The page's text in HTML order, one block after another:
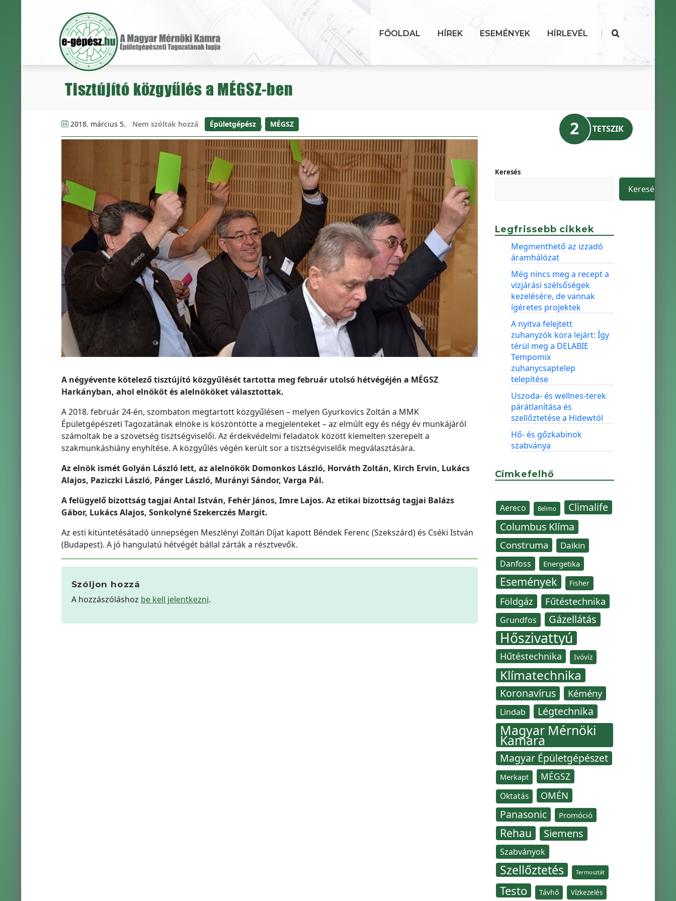
FŐOLDAL HÍREK ESEMÉNYEK HÍRLEVÉL |
Tisztújító közgyűlés a MÉGSZ-ben
2018. március 5. Nem szóltak hozzá Épületgépész , MÉGSZ
A négyévente kötelező tisztújító közgyűlését tartotta meg február utolsó hétvégéjén a MÉGSZ
Harkányban, ahol elnököt és alelnököket választottak.
A 2018. február 24-én, szombaton megtartott közgyűlésen – melyen Gyurkovics Zoltán a MMK
Épületgépészeti Tagozatának elnöke is köszöntötte a megjelenteket – az elmúlt egy és négy év munkájáról
számoltak be a szövetség tisztségviselői. Az érdekvédelmi feladatok között kiemelten szerepelt a
szakmunkáshiány enyhítése. A közgyűlés végén került sor a tisztségviselők megválasztására.
Az elnök ismét Golyán László lett, az alelnökök Domonkos László, Horváth Zoltán, Kirch Ervin, Lukács
Alajos, Paziczki László, Pánger László, Murányi Sándor, Varga Pál.
A felügyelő bizottság tagjai Antal István, Fehér János, Imre Lajos. Az etikai bizottság tagjai Balázs
Gábor, Lukács Alajos, Sonkolyné Szekerczés Margit.
Az esti kitüntetésátadó ünnepségen Meszlényi Zoltán Díjat kapott Béndek Ferenc (Szekszárd) és Cséki István
(Budapest). A jó hangulatú hétvégét bállal zárták a résztvevők.
Szóljon hozzá
A hozzászóláshoz be kell jelentkezni.
2 TETSZIK
Keresés
Keresés
Legfrissebb cikkek
Megmenthető az izzadó
áramhálózat
Még nincs meg a recept a
vízjárási szélsőségek
kezelésére, de vannak
ígéretes projektek
A nyitva felejtett
zuhanyzók kora lejárt: Így
térül meg a DELABIE
Tempomix
zuhanycsaptelep
telepítése
Uszoda- és wellnes-terek
párátlanítása és
szellőztetése a Hidewtól
Hő- és gőzkabinok
szabványa
Címkefelhő
Aereco Belimo
Climalife
Columbus Klíma
Construma Daikin
Danfoss Energetika
Események Fisher
Földgáz Fűtéstechnika
Grundfos Gázellátás
Hőszivattyú
Hűtéstechnika Ivóvíz
Klímatechnika
Koronavírus Kémény
Lindab Légtechnika
Magyar Mérnöki
Kamara
Magyar Épületgépészet
Merkapt MÉGSZ
Oktatás OMÉN
Panasonic Promóció
Rehau Siemens
Szabványok
Szellőztetés Termosztát
Testo Távhő Vízkezelés